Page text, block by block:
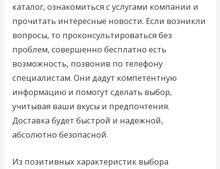
каталог, ознакомиться с услугами компании и
прочитать интересные новости. Если возникли
вопросы, то проконсультироваться без
проблем, совершенно бесплатно есть
возможность, позвонив по телефону
специалистам. Они дадут компетентную
информацию и помогут сделать выбор,
учитывая ваши вкусы и предпочтения.
Доставка будет быстрой и надежной,
абсолютно безопасной.
Из позитивных характеристик выбора